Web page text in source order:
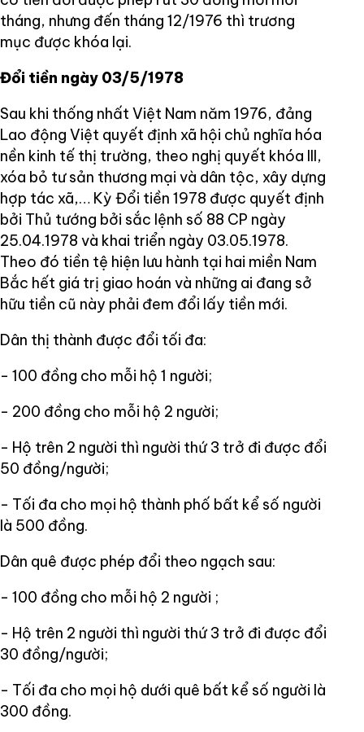
tháng, nhưng đến tháng 12/1976 thì trương
mục được khóa lại.
Đổi tiền ngày 03/5/1978
Sau khi thống nhất Việt Nam năm 1976, đảng
Lao động Việt quyết định xã hội chủ nghĩa hóa
nền kinh tế thị trường, theo nghị quyết khóa III,
xóa bỏ tư sản thương mại và dân tộc, xây dựng
hợp tác xã,… Kỳ Đổi tiền 1978 được quyết định
bởi Thủ tướng bởi sắc lệnh số 88 CP ngày
25.04.1978 và khai triển ngày 03.05.1978.
Theo đó tiền tệ hiện lưu hành tại hai miền Nam
Bắc hết giá trị giao hoán và những ai đang sở
hữu tiền cũ này phải đem đổi lấy tiền mới.
Dân thị thành được đổi tối đa:
- 100 đồng cho mỗi hộ 1 người;
- 200 đồng cho mỗi hộ 2 người;
- Hộ trên 2 người thì người thứ 3 trở đi được đổi
50 đồng/người;
- Tối đa cho mọi hộ thành phố bất kể số người
là 500 đồng.
Dân quê được phép đổi theo ngạch sau:
- 100 đồng cho mỗi hộ 2 người ;
- Hộ trên 2 người thì người thứ 3 trở đi được đổi
30 đồng/người;
- Tối đa cho mọi hộ dưới quê bất kể số người là
300 đồng.